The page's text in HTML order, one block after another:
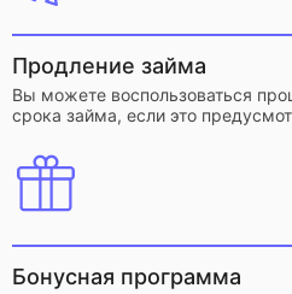
Продление займа
Вы можете воспользоваться
срока займа, если это
Бонусная программа